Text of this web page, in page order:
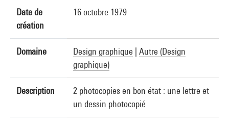
Date de
création
16 octobre 1979
Domaine Design graphique
Autre (Design
graphique)
Description
2 photocopies en bon état : une lettre et
un dessin photocopié